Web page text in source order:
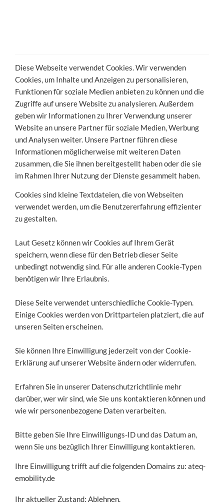
Diese Webseite verwendet Cookies. Wir verwenden
Cookies, um Inhalte und Anzeigen zu personalisieren,
Funktionen für soziale Medien anbieten zu können und die
Zugriffe auf unsere Website zu analysieren. Außerdem
geben wir Informationen zu Ihrer Verwendung unserer
Website an unsere Partner für soziale Medien, Werbung
und Analysen weiter. Unsere Partner führen diese
Informationen möglicherweise mit weiteren Daten
zusammen, die Sie ihnen bereitgestellt haben oder die sie
im Rahmen Ihrer Nutzung der Dienste gesammelt haben.
Cookies sind kleine Textdateien, die von Webseiten
verwendet werden, um die Benutzererfahrung effizienter
zu gestalten.
Laut Gesetz können wir Cookies auf Ihrem Gerät
speichern, wenn diese für den Betrieb dieser Seite
unbedingt notwendig sind. Für alle anderen Cookie-Typen
benötigen wir Ihre Erlaubnis.
Diese Seite verwendet unterschiedliche Cookie-Typen.
Einige Cookies werden von Drittparteien platziert, die auf
unseren Seiten erscheinen.
Sie können Ihre Einwilligung jederzeit von der Cookie-
Erklärung auf unserer Website ändern oder widerrufen.
Erfahren Sie in unserer Datenschutzrichtlinie mehr
darüber, wer wir sind, wie Sie uns kontaktieren können und
wie wir personenbezogene Daten verarbeiten.
Bitte geben Sie Ihre Einwilligungs-ID und das Datum an,
wenn Sie uns bezüglich Ihrer Einwilligung kontaktieren.
Ihre Einwilligung trifft auf die folgenden Domains zu: ateq-
emobility.de
Ihr aktueller Zustand: Ablehnen.